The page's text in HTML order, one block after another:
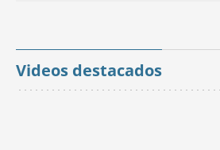
Videos destacados